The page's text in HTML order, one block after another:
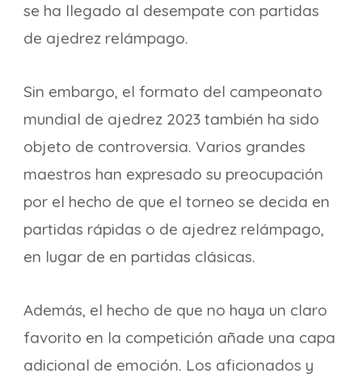
se ha llegado al desempate con partidas
de ajedrez relámpago.
Sin embargo, el formato del campeonato
mundial de ajedrez 2023 también ha sido
objeto de controversia. Varios grandes
maestros han expresado su preocupación
por el hecho de que el torneo se decida en
partidas rápidas o de ajedrez relámpago,
en lugar de en partidas clásicas.
Además, el hecho de que no haya un claro
favorito en la competición añade una capa
adicional de emoción. Los aficionados y